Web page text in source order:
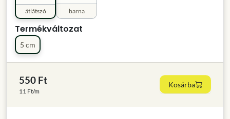
barna
átlátszó
Termékváltozat
5 cm
550 Ft
11 Ft/m
Kosárba